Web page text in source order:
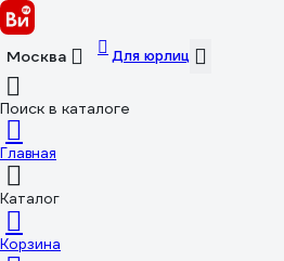
Москва Для юрлиц
Поиск в каталоге
Главная
Каталог
Корзина